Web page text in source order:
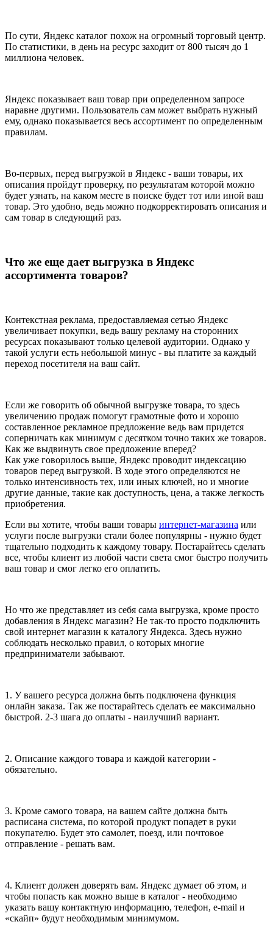
По сути, Яндекс каталог похож на огромный торговый центр.
По статистики, в день на ресурс заходит от 800 тысяч до 1
миллиона человек.
Яндекс показывает ваш товар при определенном запросе
наравне другими. Пользователь сам может выбрать нужный
ему, однако показывается весь ассортимент по определенным
правилам.
Во-первых, перед выгрузкой в Яндекс - ваши товары, их
описания пройдут проверку, по результатам которой можно
будет узнать, на каком месте в поиске будет тот или иной ваш
товар. Это удобно, ведь можно подкорректировать описания и
сам товар в следующий раз.
Что же еще дает выгрузка в Яндекс
ассортимента товаров?
Контекстная реклама, предоставляемая сетью Яндекс
увеличивает покупки, ведь вашу рекламу на сторонних
ресурсах показывают только целевой аудитории. Однако у
такой услуги есть небольшой минус - вы платите за каждый
переход посетителя на ваш сайт.
Если же говорить об обычной выгрузке товара, то здесь
увеличению продаж помогут грамотные фото и хорошо
составленное рекламное предложение ведь вам придется
соперничать как минимум с десятком точно таких же товаров.
Как же выдвинуть свое предложение вперед?
Как уже говорилось выше, Яндекс проводит индексацию
товаров перед выгрузкой. В ходе этого определяются не
только интенсивность тех, или иных ключей, но и многие
другие данные, такие как доступность, цена, а также легкость
приобретения.
Если вы хотите, чтобы ваши товары интернет-магазина или
услуги после выгрузки стали более популярны - нужно будет
тщательно подходить к каждому товару. Постарайтесь сделать
все, чтобы клиент из любой части света смог быстро получить
ваш товар и смог легко его оплатить.
Но что же представляет из себя сама выгрузка, кроме просто
добавления в Яндекс магазин? Не так-то просто подключить
свой интернет магазин к каталогу Яндекса. Здесь нужно
соблюдать несколько правил, о которых многие
предприниматели забывают.
1. У вашего ресурса должна быть подключена функция
онлайн заказа. Так же постарайтесь сделать ее максимально
быстрой. 2-3 шага до оплаты - наилучший вариант.
2. Описание каждого товара и каждой категории -
обязательно.
3. Кроме самого товара, на вашем сайте должна быть
расписана система, по которой продукт попадет в руки
покупателю. Будет это самолет, поезд, или почтовое
отправление - решать вам.
4. Клиент должен доверять вам. Яндекс думает об этом, и
чтобы попасть как можно выше в каталог - необходимо
указать вашу контактную информацию, телефон, е-mail и
«скайп» будут необходимым минимумом.